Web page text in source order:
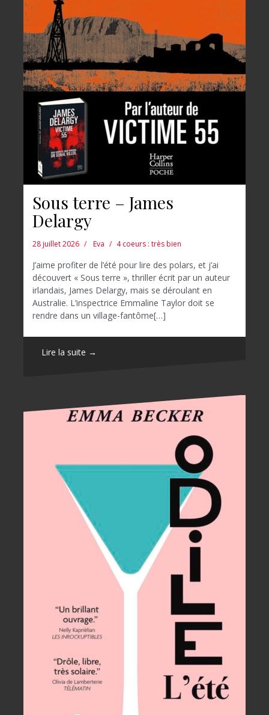
Sous terre – James
Delargy
28 juillet 2026 Eva 4 coeurs : très bien
J’aime profiter de l’été pour lire des polars, et j’ai
découvert « Sous terre », thriller écrit par un auteur
irlandais, James Delargy, mais se déroulant en
Australie. L’inspectrice Emmaline Taylor doit se
rendre dans un village-fantôme[…]
Lire la suite →